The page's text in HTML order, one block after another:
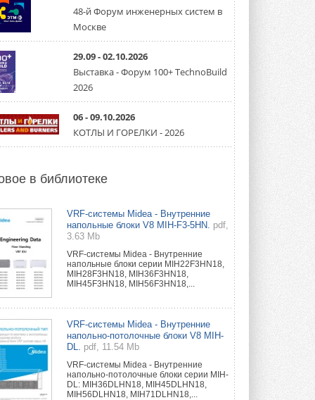
охлаждения для ЦОД
Mitsubishi Electric создаёт в США новую
компанию MEHITS US Inc. ...
31 ИЮЛЯ 2026
США запретили использование
иностранных инверторов
комиссия по связи США (FCC) обновила
свой специальный перечень Covered ...
31 ИЮЛЯ 2026
солнечные панели в МКД
30 ИЮЛЯ 2026
Канальные вентиляторы с ЕС-
двигателями Sysimple TRS EC
Poti
Новинка от Системэйр —
прямоугольный канальный ...
Краска для окон: как выбрать
состав, который не
растрескается после первой
зимы
Частые вопросы о краске для окон ...
30 ИЮЛЯ 2026
48-й Форум инженерных систем в
Москве
29.09 - 02.10.2026
Выставка - Форум 100+ TechnoBuild
2026
06 - 09.10.2026
КОТЛЫ И ГОРЕЛКИ - 2026
в библиотеке
VRF-системы Midea - Внутренние
напольные блоки V8 MIH-F3-5HN. pdf,
3.63 Mb
VRF-системы Midea - Внутренние
напольные блоки серии MIH22F3HN18,
MIH28F3HN18, MIH36F3HN18,
MIH45F3HN18, MIH56F3HN18,...
VRF-системы Midea - Внутренние
напольно-потолочные блоки V8 MIH-
DL.
pdf, 11.54 Mb
VRF-системы Midea - Внутренние
напольно-потолочные блоки серии MIH-
DL: MIH36DLHN18, MIH45DLHN18,
MIH56DLHN18, MIH71DLHN18,...